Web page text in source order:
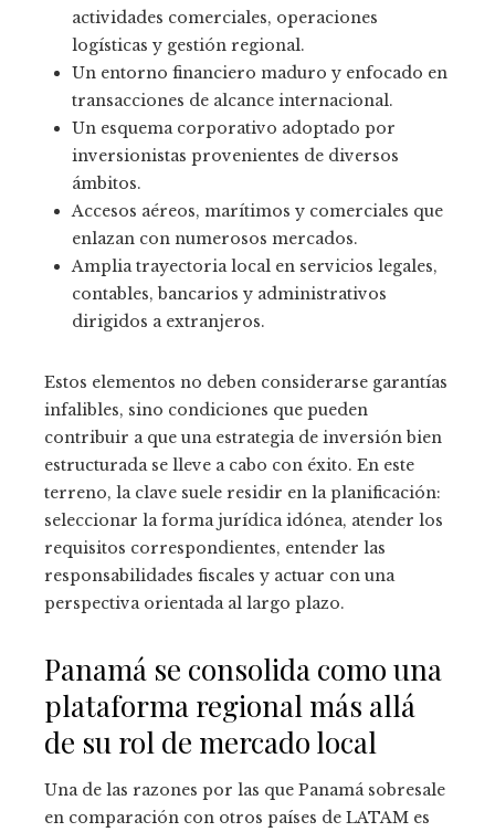
actividades comerciales, operaciones
logísticas y gestión regional.
Un entorno financiero maduro y enfocado en
transacciones de alcance internacional.
Un esquema corporativo adoptado por
inversionistas provenientes de diversos
ámbitos.
Accesos aéreos, marítimos y comerciales que
enlazan con numerosos mercados.
Amplia trayectoria local en servicios legales,
contables, bancarios y administrativos
dirigidos a extranjeros.
Estos elementos no deben considerarse garantías
infalibles, sino condiciones que pueden
contribuir a que una estrategia de inversión bien
estructurada se lleve a cabo con éxito. En este
terreno, la clave suele residir en la planificación:
seleccionar la forma jurídica idónea, atender los
requisitos correspondientes, entender las
responsabilidades fiscales y actuar con una
perspectiva orientada al largo plazo.
Panamá se consolida como una
plataforma regional más allá
de su rol de mercado local
Una de las razones por las que Panamá sobresale
en comparación con otros países de LATAM es